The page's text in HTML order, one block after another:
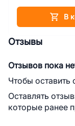
В
Отзывы
Отзывов пока
Чтобы оставить
Оставлять
которые ранее